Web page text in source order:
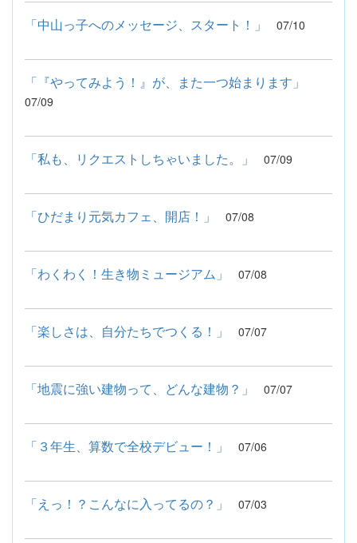
「中山っ子へのメッセージ、スタート！」 07/10
「『やってみよう！』が、また一つ始まります」
07/09
「私も、リクエストしちゃいました。」 07/09
「ひだまり元気カフェ、開店！」 07/08
「わくわく！生き物ミュージアム」 07/08
「楽しさは、自分たちでつくる！」 07/07
「地震に強い建物って、どんな建物？」 07/07
「３年生、算数で全校デビュー！」 07/06
「えっ！？こんなに入ってるの？」 07/03